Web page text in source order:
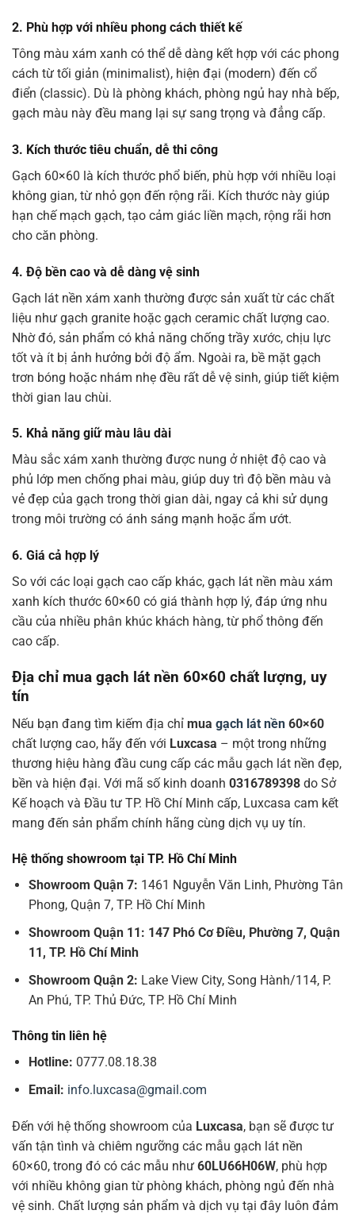
2. Phù hợp với nhiều phong cách thiết kế
Tông màu xám xanh có thể dễ dàng kết hợp với các phong
cách từ tối giản (minimalist), hiện đại (modern) đến cổ
điển (classic). Dù là phòng khách, phòng ngủ hay nhà bếp,
gạch màu này đều mang lại sự sang trọng và đẳng cấp.
3. Kích thước tiêu chuẩn, dễ thi công
Gạch 60×60 là kích thước phổ biến, phù hợp với nhiều loại
không gian, từ nhỏ gọn đến rộng rãi. Kích thước này giúp
hạn chế mạch gạch, tạo cảm giác liền mạch, rộng rãi hơn
cho căn phòng.
4. Độ bền cao và dễ dàng vệ sinh
Gạch lát nền xám xanh thường được sản xuất từ các chất
liệu như gạch granite hoặc gạch ceramic chất lượng cao.
Nhờ đó, sản phẩm có khả năng chống trầy xước, chịu lực
tốt và ít bị ảnh hưởng bởi độ ẩm. Ngoài ra, bề mặt gạch
trơn bóng hoặc nhám nhẹ đều rất dễ vệ sinh, giúp tiết kiệm
thời gian lau chùi.
5. Khả năng giữ màu lâu dài
Màu sắc xám xanh thường được nung ở nhiệt độ cao và
phủ lớp men chống phai màu, giúp duy trì độ bền màu và
vẻ đẹp của gạch trong thời gian dài, ngay cả khi sử dụng
trong môi trường có ánh sáng mạnh hoặc ẩm ướt.
6. Giá cả hợp lý
So với các loại gạch cao cấp khác, gạch lát nền màu xám
xanh kích thước 60×60 có giá thành hợp lý, đáp ứng nhu
cầu của nhiều phân khúc khách hàng, từ phổ thông đến
cao cấp.
Địa chỉ mua gạch lát nền 60×60 chất lượng, uy
tín
Nếu bạn đang tìm kiếm địa chỉ mua gạch lát nền 60×60
chất lượng cao, hãy đến với Luxcasa – một trong những
thương hiệu hàng đầu cung cấp các mẫu gạch lát nền đẹp,
bền và hiện đại. Với mã số kinh doanh 0316789398 do Sở
Kế hoạch và Đầu tư TP. Hồ Chí Minh cấp, Luxcasa cam kết
mang đến sản phẩm chính hãng cùng dịch vụ uy tín.
Hệ thống showroom tại TP. Hồ Chí Minh
Showroom Quận 7: 1461 Nguyễn Văn Linh, Phường Tân
Phong, Quận 7, TP. Hồ Chí Minh
Showroom Quận 11: 147 Phó Cơ Điều, Phường 7, Quận
11, TP. Hồ Chí Minh
Showroom Quận 2: Lake View City, Song Hành/114, P.
An Phú, TP. Thủ Đức, TP. Hồ Chí Minh
Thông tin liên hệ
Hotline: 0777.08.18.38
Email: info.luxcasa@gmail.com
Đến với hệ thống showroom của Luxcasa, bạn sẽ được tư
vấn tận tình và chiêm ngưỡng các mẫu gạch lát nền
60×60, trong đó có các mẫu như 60LU66H06W, phù hợp
với nhiều không gian từ phòng khách, phòng ngủ đến nhà
vệ sinh. Chất lượng sản phẩm và dịch vụ tại đây luôn đảm